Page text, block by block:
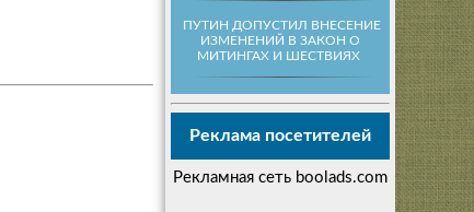
ПУТИН ДОПУСТИЛ ВНЕСЕНИЕ
ИЗМЕНЕНИЙ В ЗАКОН О
МИТИНГАХ И ШЕСТВИЯХ
Реклама посетителей
Рекламная сеть boolads.com